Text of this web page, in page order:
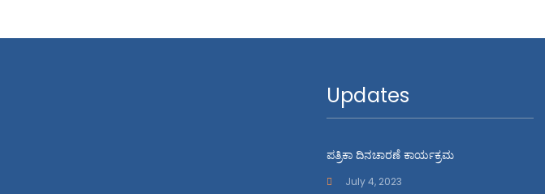
Updates
ಪತ್ರಿಕಾ ದಿನಚಾರಣೆ ಕಾರ್ಯಕ್ರಮ
July 4, 2023